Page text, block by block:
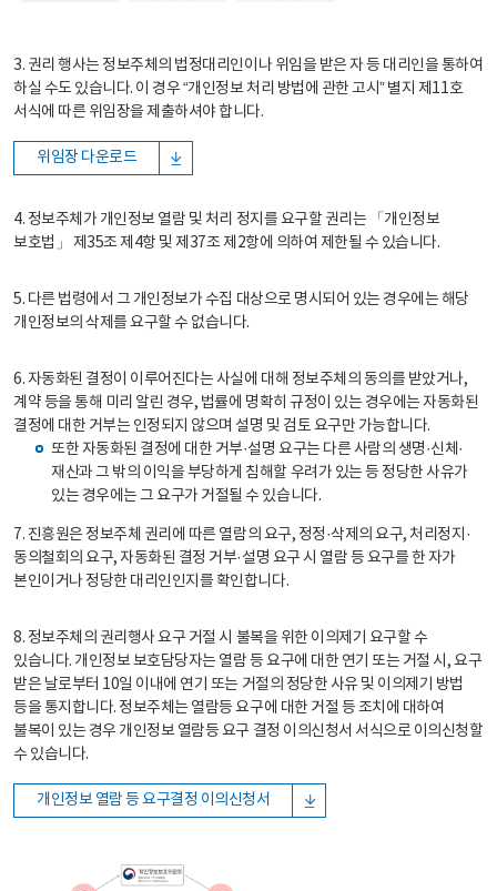
3. 권리 행사는 정보주체의 법정대리인이나 위임을 받은 자 등 대리인을 통하여
하실 수도 있습니다. 이 경우 “개인정보 처리 방법에 관한 고시” 별지 제11호
서식에 따른 위임장을 제출하셔야 합니다.
위임장 다운로드
4. 정보주체가 개인정보 열람 및 처리 정지를 요구할 권리는 「개인정보
보호법」 제35조 제4항 및 제37조 제2항에 의하여 제한될 수 있습니다.
5. 다른 법령에서 그 개인정보가 수집 대상으로 명시되어 있는 경우에는 해당
개인정보의 삭제를 요구할 수 없습니다.
6. 자동화된 결정이 이루어진다는 사실에 대해 정보주체의 동의를 받았거나,
계약 등을 통해 미리 알린 경우, 법률에 명확히 규정이 있는 경우에는 자동화된
결정에 대한 거부는 인정되지 않으며 설명 및 검토 요구만 가능합니다.
또한 자동화된 결정에 대한 거부·설명 요구는 다른 사람의 생명·신체·
재산과 그 밖의 이익을 부당하게 침해할 우려가 있는 등 정당한 사유가
있는 경우에는 그 요구가 거절될 수 있습니다.
7. 진흥원은 정보주체 권리에 따른 열람의 요구, 정정·삭제의 요구, 처리정지·
동의철회의 요구, 자동화된 결정 거부·설명 요구 시 열람 등 요구를 한 자가
본인이거나 정당한 대리인인지를 확인합니다.
8. 정보주체의 권리행사 요구 거절 시 불복을 위한 이의제기 요구할 수
있습니다. 개인정보 보호담당자는 열람 등 요구에 대한 연기 또는 거절 시, 요구
받은 날로부터 10일 이내에 연기 또는 거절의 정당한 사유 및 이의제기 방법
등을 통지합니다. 정보주체는 열람등 요구에 대한 거절 등 조치에 대하여
불복이 있는 경우 개인정보 열람등 요구 결정 이의신청서 서식으로 이의신청할
수 있습니다.
개인정보 열람 등 요구결정 이의신청서